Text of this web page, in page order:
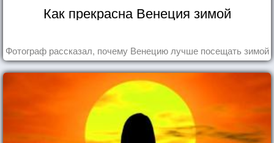
Как прекрасна Венеция зимой
Фотограф рассказал, почему Венецию лучше посещать зимой